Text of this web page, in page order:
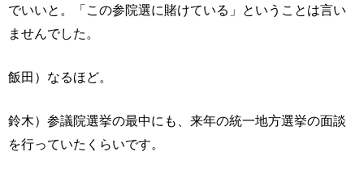
でいいと。「この参院選に賭けている」ということは言い
ませんでした。
飯田）なるほど。
鈴木）参議院選挙の最中にも、来年の統一地方選挙の面談
を行っていたくらいです。